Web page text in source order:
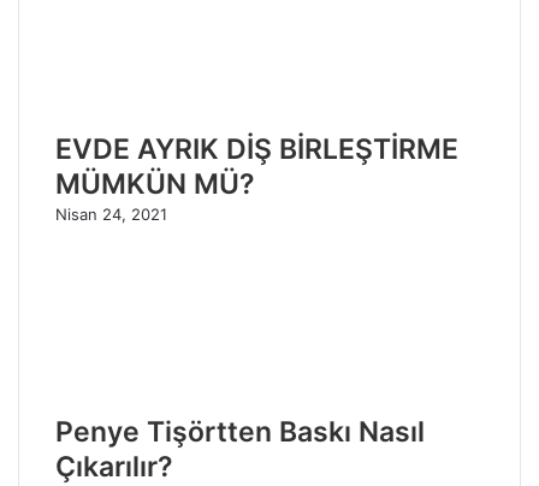
EVDE AYRIK DİŞ BİRLEŞTİRME
MÜMKÜN MÜ?
Nisan 24, 2021
Penye Tişörtten Baskı Nasıl
Çıkarılır?